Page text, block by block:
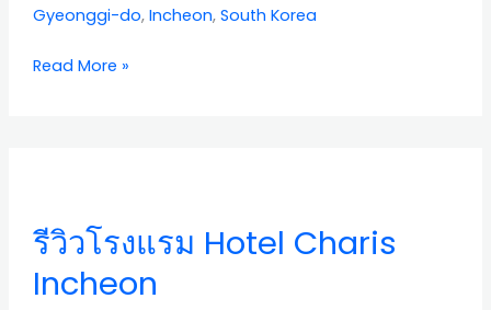
Gyeonggi-do, Incheon, South Korea
Read More »
รีวิวโรงแรม Hotel Charis
Incheon
Charis